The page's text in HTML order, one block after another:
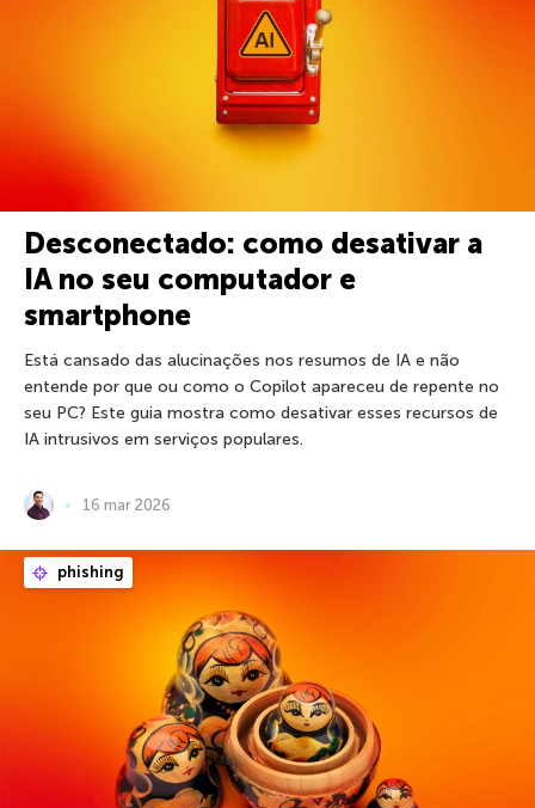
Desconectado: como desativar a
IA no seu computador e
smartphone
Está cansado das alucinações nos resumos de IA e não
entende por que ou como o Copilot apareceu de repente no
seu PC? Este guia mostra como desativar esses recursos de
IA intrusivos em serviços populares.
16 mar 2026
phishing